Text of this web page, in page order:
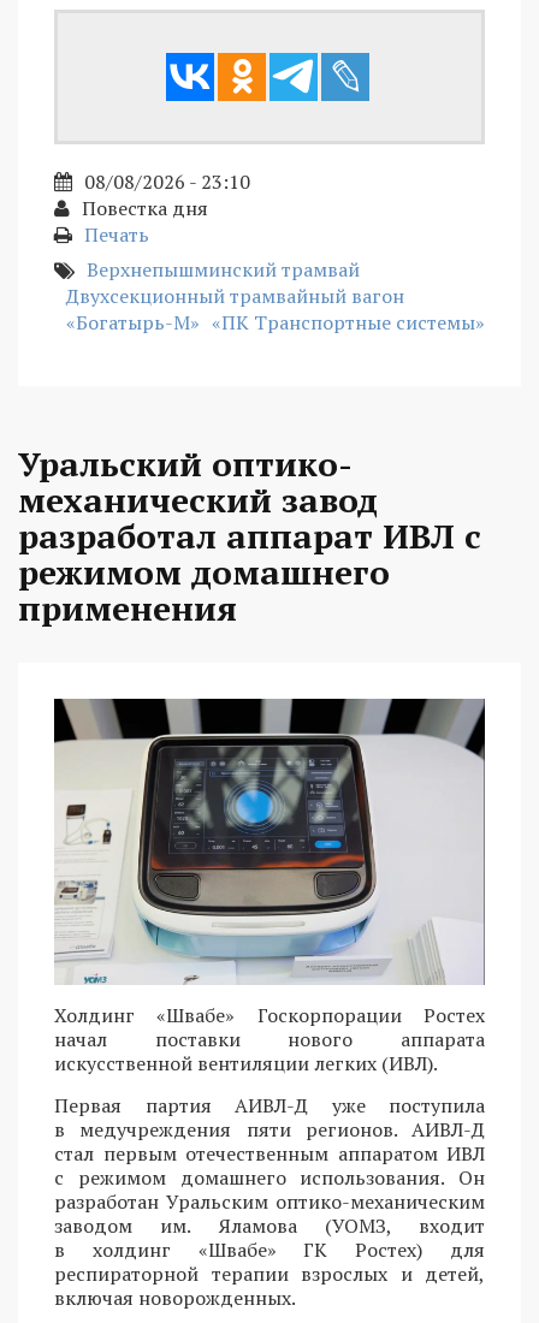
08/08/2026 - 23:10
Повестка дня
Печать
Верхнепышминский трамвай
Двухсекционный трамвайный вагон
«Богатырь-М» «ПК Транспортные системы»
Уральский оптико-
механический завод
разработал аппарат ИВЛ с
режимом домашнего
применения
Холдинг «Швабе» Госкорпорации Ростех
начал поставки нового аппарата
искусственной вентиляции легких (ИВЛ).
Первая партия АИВЛ-Д уже поступила
в медучреждения пяти регионов. АИВЛ-Д
стал первым отечественным аппаратом ИВЛ
с режимом домашнего использования. Он
разработан Уральским оптико-механическим
заводом им. Яламова (УОМЗ, входит
в холдинг «Швабе» ГК Ростех) для
респираторной терапии взрослых и детей,
включая новорожденных.